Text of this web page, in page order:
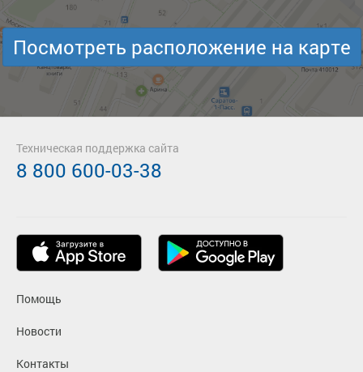
Посмотреть расположение на карте
Помощь
Новости
Контакты
Техническая поддержка сайта
8 800 600-03-38